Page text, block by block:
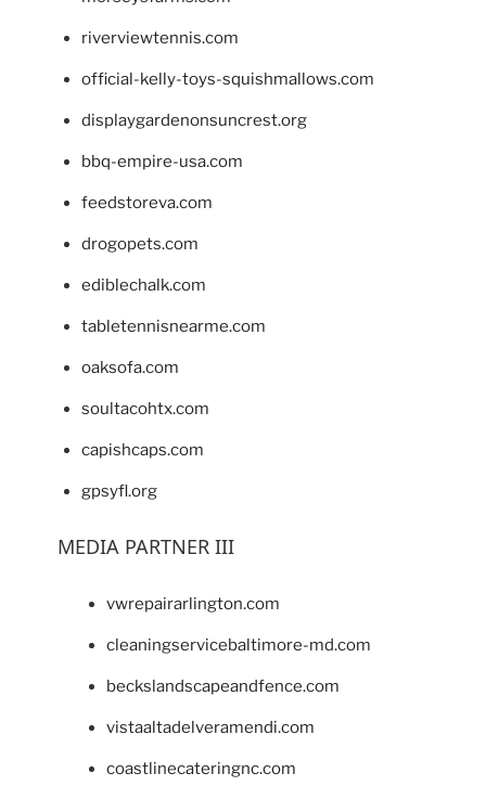
riverviewtennis.com
official-kelly-toys-squishmallows.com
displaygardenonsuncrest.org
bbq-empire-usa.com
feedstoreva.com
drogopets.com
ediblechalk.com
tabletennisnearme.com
oaksofa.com
soultacohtx.com
capishcaps.com
gpsyfl.org
MEDIA PARTNER III
vwrepairarlington.com
cleaningservicebaltimore-md.com
beckslandscapeandfence.com
vistaaltadelveramendi.com
coastlinecateringnc.com